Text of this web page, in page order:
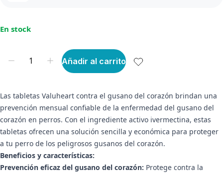
En stock
Añadir al carrito
Las tabletas Valuheart contra el gusano del corazón brindan una
prevención mensual confiable de la enfermedad del gusano del
corazón en perros. Con el ingrediente activo ivermectina, estas
tabletas ofrecen una solución sencilla y económica para proteger
a tu perro de los peligrosos gusanos del corazón.
Beneficios y características:
Prevención eficaz del gusano del corazón: Protege contra la